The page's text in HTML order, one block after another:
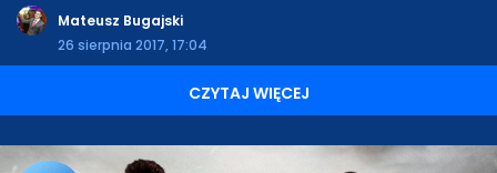
Mateusz Bugajski
26 sierpnia 2017, 17:04
CZYTAJ WIĘCEJ